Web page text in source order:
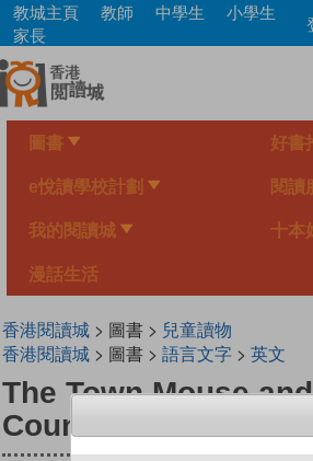
Skip
main
content
教城主頁 教師 中學生
小學生
家長
圖書 好書
e悅讀學校計劃 閱讀
我的閱讀城 十本
漫話生活
香港閱讀城> 圖書 > 兒童讀物
香港閱讀城> 圖書 > 語言文字> 英文
The Town Mouse
Country Mouse